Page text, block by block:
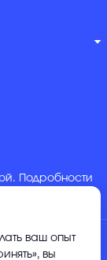
ваш опыт
вы
arrow_drop_down
Подробности
в ЕГР за №